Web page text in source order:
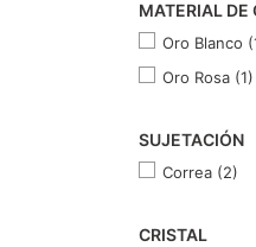
MATERIAL DE
Oro Blanco
Oro Rosa (1)
SUJETACIÓN
Correa (2)
CRISTAL